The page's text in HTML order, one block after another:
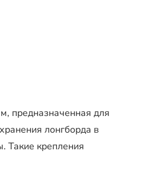
предназначенная для
лонгборда в
Такие крепления